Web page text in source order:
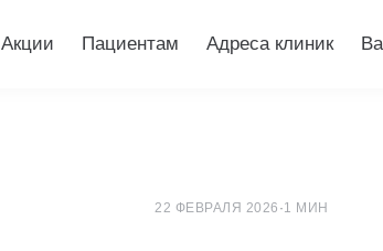
Акции Пациентам Адреса клиник
22 ФЕВРАЛЯ 2026 ·1 МИН